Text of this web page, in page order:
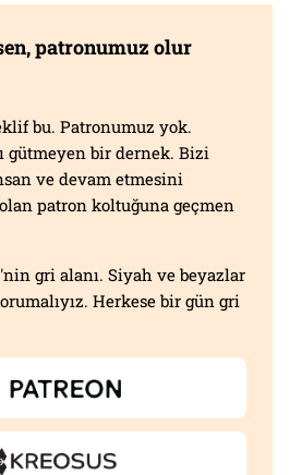
patronumuz olur
bu. Patronumuz yok.
gütmeyen bir dernek. Bizi
ve devam etmesini
patron koltuğuna geçmen
gri alanı. Siyah ve beyazlar
Herkese bir gün gri